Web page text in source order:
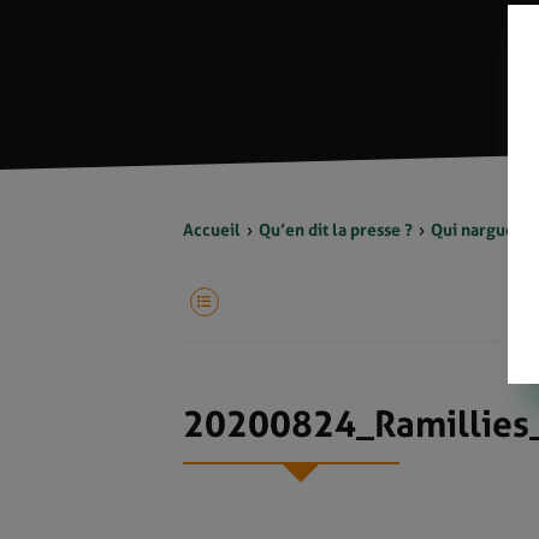
Accueil Qu’en dit la presse ? Qui nargue